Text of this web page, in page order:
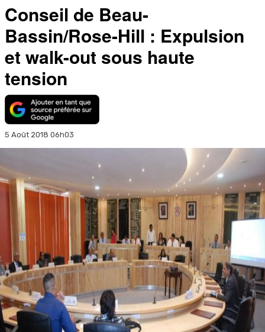
Conseil de Beau-
Bassin/Rose-Hill : Expulsion
et walk-out sous haute
tension
5 Août 2018 06h03